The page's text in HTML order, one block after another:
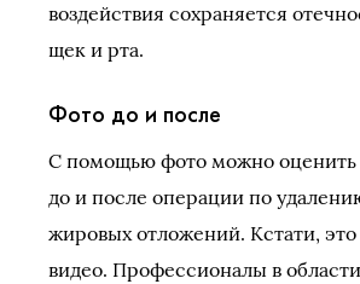
воздействия сохраняется
щек и рта.
Фото до и после
С помощью фото можно
до и после операции по
жировых отложений. Кстати,
видео. Профессионалы в